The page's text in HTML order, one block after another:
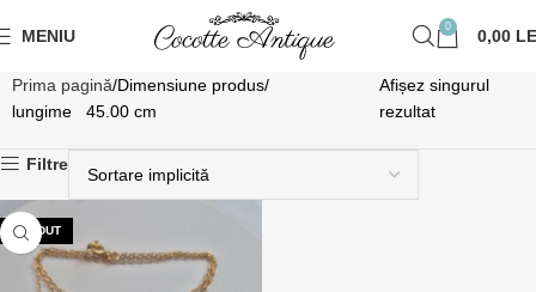
MENIU 0 0,00
Prima pagină Dimensiune produs
lungime 45.00 cm
Afișez singurul
rezultat
Filtre
VÂNDUT